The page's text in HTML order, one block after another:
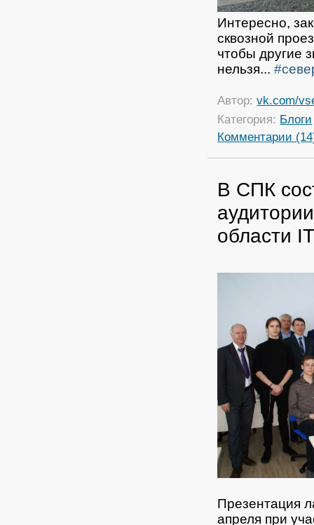
Интересно,
сквозной
чтобы другие
нельзя...
Автор:vk.com/
Категория: Блоги
Комментарии
В СПК
области
Презентация
апреля при